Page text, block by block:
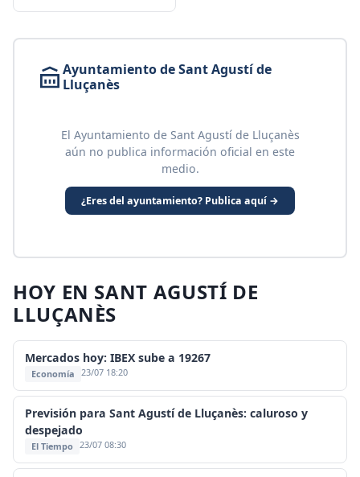
Ayuntamiento de Sant Agustí de
Lluçanès
El Ayuntamiento de Sant Agustí de Lluçanès
aún no publica información oficial en este
medio.
¿Eres del ayuntamiento? Publica aquí →
HOY EN SANT AGUSTÍ DE
LLUÇANÈS
Mercados hoy: IBEX sube a 19267
Economía 23/07 18:20
Previsión para Sant Agustí de Lluçanès: caluroso y
despejado
El Tiempo 23/07 08:30